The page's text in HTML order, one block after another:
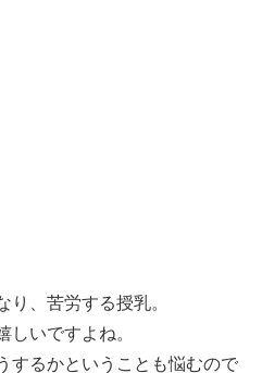
り、苦労する授乳。
しいですよね。
するかということも悩むので